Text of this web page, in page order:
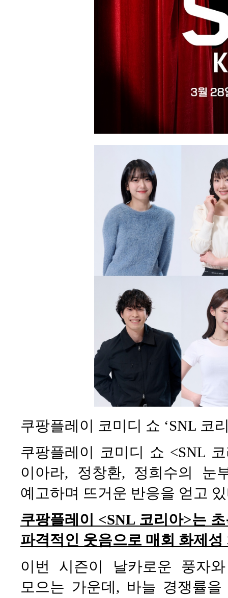
쿠팡플레이 코미디 쇼 ‘SNL 코
쿠팡플레이 코미디 쇼 <SNL
이아라, 정창환, 정희수의 눈
예고하며 뜨거운 반응을 얻고
쿠팡플레이 <SNL 코리아>는
파격적인 웃음으로 매회 화제
이번 시즌이 날카로운 풍자
모으는 가운데, 바늘 경쟁률